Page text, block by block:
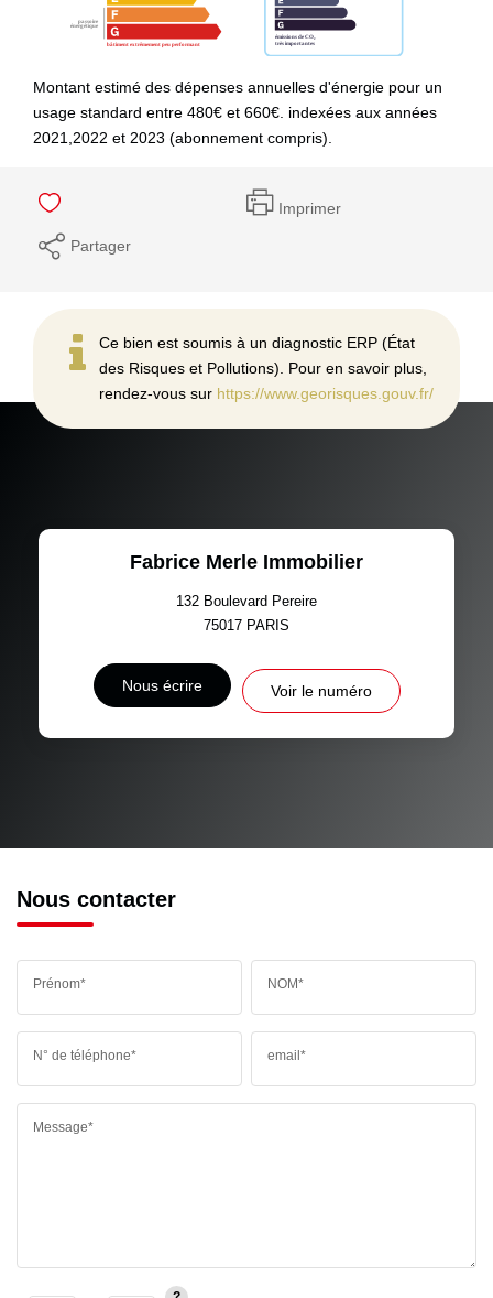
Montant estimé des dépenses annuelles d'énergie pour un
usage standard entre 480€ et 660€. indexées aux années
2021,2022 et 2023 (abonnement compris).
Imprimer
Partager
Ce bien est soumis à un diagnostic ERP (État
des Risques et Pollutions). Pour en savoir plus,
rendez-vous sur https://www.georisques.gouv.fr/
Fabrice Merle Immobilier
132 Boulevard Pereire
75017 PARIS
Nous écrire Voir le numéro
Nous contacter
Prénom* NOM*
N° de téléphone* email*
Message*